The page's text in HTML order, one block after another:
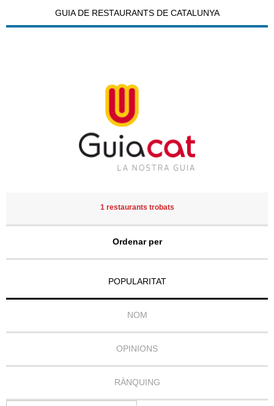
GUIA DE RESTAURANTS DE CATALUNYA
1 restaurants trobats
Ordenar per
POPULARITAT
NOM
OPINIONS
RÀNQUING